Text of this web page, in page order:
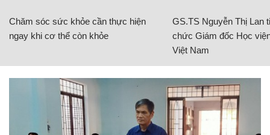
Chăm sóc sức khỏe cần thực hiện
ngay khi cơ thể còn khỏe
GS.TS Nguyễn Thị Lan
chức Giám đốc Học
Việt Nam